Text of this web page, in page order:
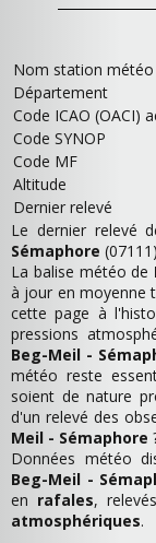
Nom station météo
Département
Code ICAO (OACI)
Code SYNOP
Code MF
Altitude
Dernier relevé
Le dernier relevé
Sémaphore
La balise météo de
à jour en moyenne
cette page à
pressions
Beg-Meil -
météo reste
soient de nature
d'un relevé des
Meil - Sémaphore
Données météo
Beg-Meil -
en rafales,
atmosphériques.